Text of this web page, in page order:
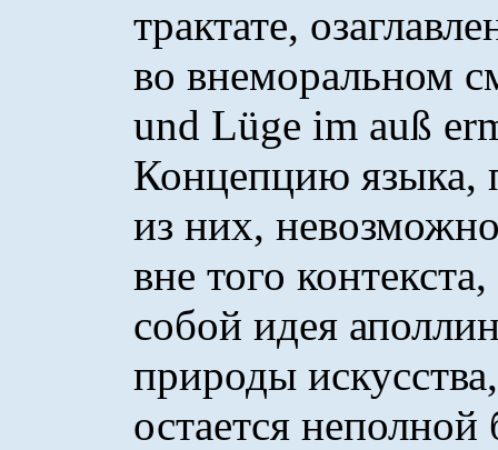
трактате,
во внеморальном
und Lüge im auß
Концепцию языка,
из них,
вне того
собой идея
природы
остается